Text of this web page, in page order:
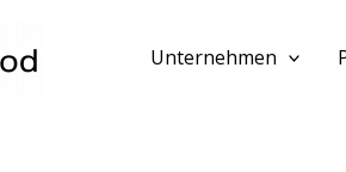
Unternehmen